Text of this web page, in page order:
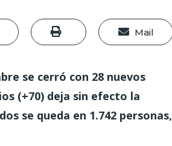
Mail
se cerró con 28 nuevos
(+70) deja sin efecto la
se queda en 1.742 personas,